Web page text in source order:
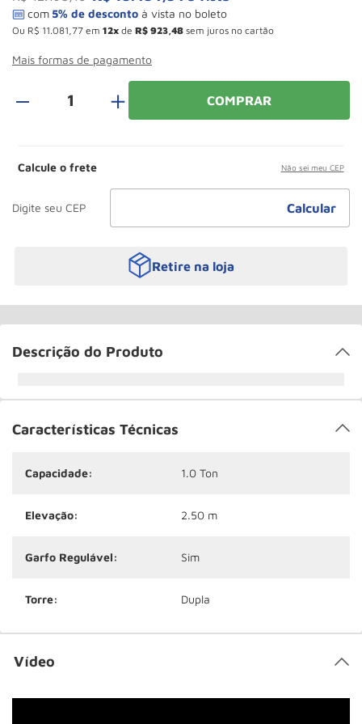
Ou R$ 11.081 77 em 12 de R$ 923 48 sem juros no cartão
Mais formas de pagamento
＋ COMPRAR
Calcule o frete Não sei meu CEP
Retire na loja
Descrição do Produto
Características Técnicas
Capacidade: 1.0 Ton
Elevação: 2.50 m
Garfo Regulável: Sim
Torre: Dupla
Vídeo
10º Roda